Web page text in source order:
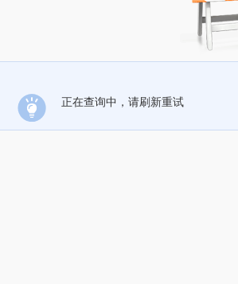
正在查询中，请刷新重试